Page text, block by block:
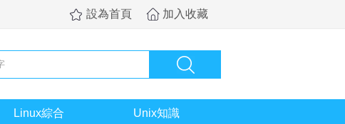
設為首頁 加入收藏
Linux綜合 Unix知識